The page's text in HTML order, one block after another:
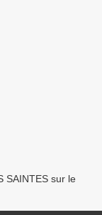
SAINTES sur le